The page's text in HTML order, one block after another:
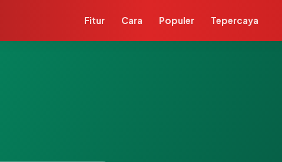
Fitur Cara Populer Tepercaya